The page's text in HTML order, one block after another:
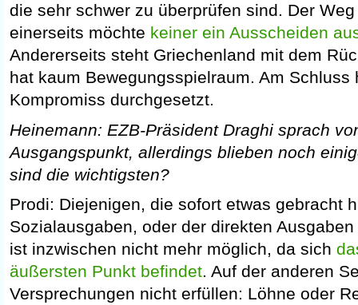
die sehr schwer zu überprüfen sind. Der
einerseits möchte keiner ein Ausscheiden
Andererseits steht Griechenland mit dem
hat kaum Bewegungsspielraum. Am Schluss
Kompromiss durchgesetzt.
Heinemann: EZB-Präsident Draghi sprach
Ausgangspunkt, allerdings blieben noch
sind die wichtigsten?
Prodi: Diejenigen, die sofort etwas gebracht
Sozialausgaben, oder der direkten
ist inzwischen nicht mehr möglich, da sich
äußersten Punkt befindet. Auf der anderen
Versprechungen nicht erfüllen: Löhne oder